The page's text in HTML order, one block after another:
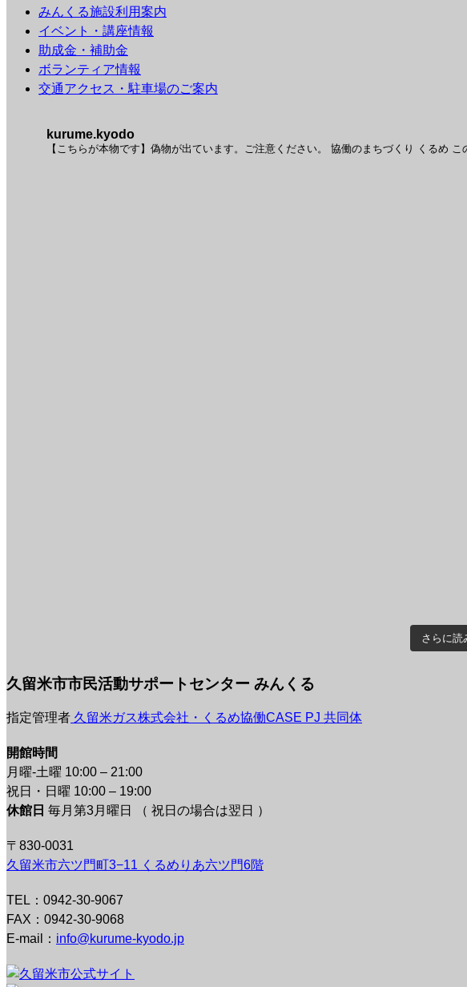
みんくる施設利用案内
イベント・講座情報
助成金・補助金
ボランティア情報
交通アクセス・駐車場のご案内
kurume.kyodo
【こちらが本物です】偽物が出ています。ご注意ください。 協働のまちづくり くるめ こ
さらに読
久留米市市民活動サポートセンター みんくる
指定管理者 久留米ガス株式会社・くるめ協働CASE PJ 共同体
開館時間
月曜-土曜 10:00 – 21:00
祝日・日曜 10:00 – 19:00
休館日 毎月第3月曜日 （ 祝日の場合は翌日 ）
〒830-0031
久留米市六ツ門町3−11 くるめりあ六ツ門6階
TEL：0942-30-9067
FAX：0942-30-9068
E-mail： info@kurume-kyodo.jp